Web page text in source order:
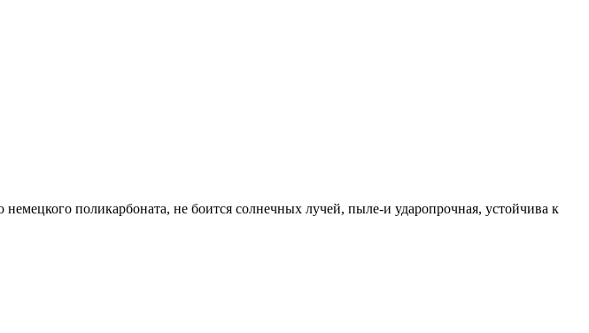
поликарбоната, не боится солнечных лучей, пыле-и ударопрочная, устойчива к